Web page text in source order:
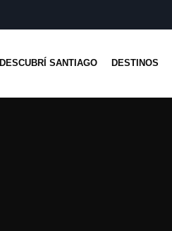
DESCUBRÍ SANTIAGO DESTINOS